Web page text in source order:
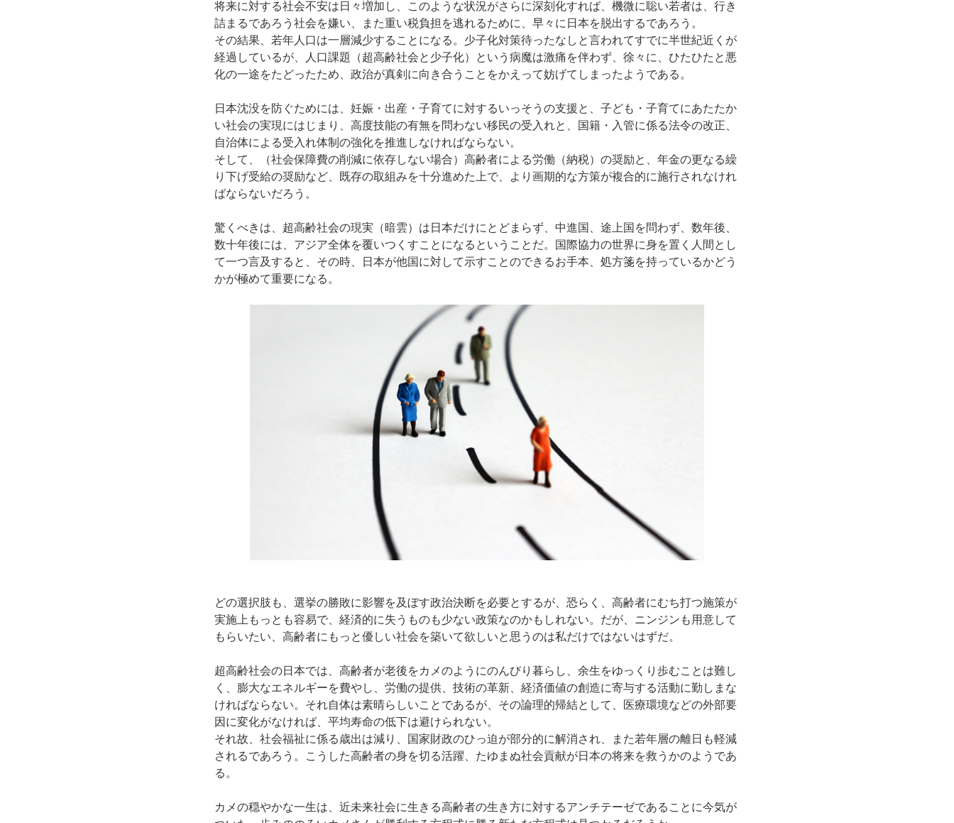
将来に対する社会不安は日々増加し、このような状況がさらに深刻化すれば、機微に聡い若者は、行き
詰まるであろう社会を嫌い、また重い税負担を逃れるために、早々に日本を脱出するであろう。
その結果、若年人口は一層減少することになる。少子化対策待ったなしと言われてすでに半世紀近くが
経過しているが、人口課題（超高齢社会と少子化）という病魔は激痛を伴わず、徐々に、ひたひたと悪
化の一途をたどったため、政治が真剣に向き合うことをかえって妨げてしまったようである。
日本沈没を防ぐためには、妊娠・出産・子育てに対するいっそうの支援と、子ども・子育てにあたたか
い社会の実現にはじまり、高度技能の有無を問わない移民の受入れと、国籍・入管に係る法令の改正、
自治体による受入れ体制の強化を推進しなければならない。
そして、（社会保障費の削減に依存しない場合）高齢者による労働（納税）の奨励と、年金の更なる繰
り下げ受給の奨励など、既存の取組みを十分進めた上で、より画期的な方策が複合的に施行されなけれ
ばならないだろう。
驚くべきは、超高齢社会の現実（暗雲）は日本だけにとどまらず、中進国、途上国を問わず、数年後、
数十年後には、アジア全体を覆いつくすことになるということだ。国際協力の世界に身を置く人間とし
て一つ言及すると、その時、日本が他国に対して示すことのできるお手本、処方箋を持っているかどう
かが極めて重要になる。
どの選択肢も、選挙の勝敗に影響を及ぼす政治決断を必要とするが、恐らく、高齢者にむち打つ施策が
実施上もっとも容易で、経済的に失うものも少ない政策なのかもしれない。だが、ニンジンも用意して
もらいたい、高齢者にもっと優しい社会を築いて欲しいと思うのは私だけではないはずだ。
超高齢社会の日本では、高齢者が老後をカメのようにのんびり暮らし、余生をゆっくり歩むことは難し
く、膨大なエネルギーを費やし、労働の提供、技術の革新、経済価値の創造に寄与する活動に勤しまな
ければならない。それ自体は素晴らしいことであるが、その論理的帰結として、医療環境などの外部要
因に変化がなければ、平均寿命の低下は避けられない。
それ故、社会福祉に係る歳出は減り、国家財政のひっ迫が部分的に解消され、また若年層の離日も軽減
されるであろう。こうした高齢者の身を切る活躍、たゆまぬ社会貢献が日本の将来を救うかのようであ
る。
カメの穏やかな一生は、近未来社会に生きる高齢者の生き方に対するアンチテーゼであることに今気が